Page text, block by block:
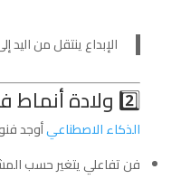
الإبداع ينتقل من اليد
2️⃣ ولادة أنماط فنية جديدة
الذكاء الاصطناعيأوجد
فن تفاعلي يتغير حسب